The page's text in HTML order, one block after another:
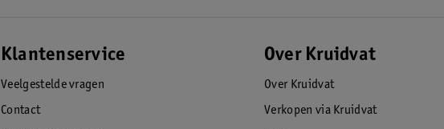
Klantenservice
Veelgestelde vragen
Contact
Over Kruidvat
Over Kruidvat
Verkopen via Kruidvat